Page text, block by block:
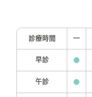
診療時間 一
早診
午診